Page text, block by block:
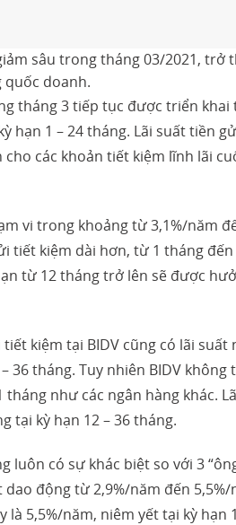
sâu trong tháng 03/2021, trở
quốc doanh.
tháng 3 tiếp tục được triển
hạn 1 – 24 tháng. Lãi suất tiền
các khoản tiết kiệm lĩnh lãi
vi trong khoảng từ 3,1%/năm
tiết kiệm dài hơn, từ 1 tháng
từ 12 tháng trở lên sẽ được
kiệm tại BIDV cũng có lãi suất
36 tháng. Tuy nhiên BIDV
tháng như các ngân hàng khác.
tại kỳ hạn 12 – 36 tháng.
luôn có sự khác biệt so với 3
động từ 2,9%/năm đến 5,5%/
5,5%/năm, niêm yết tại kỳ hạn